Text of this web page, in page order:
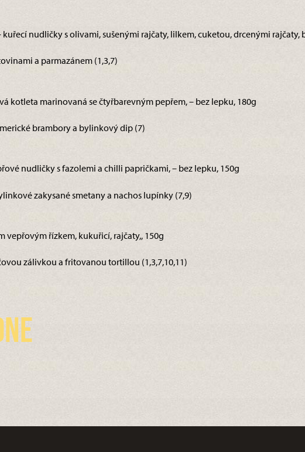
kuřecí nudličky s olivami, sušenými rajčaty, lilkem, cuketou, drcenými rajčaty,
a parmazánem (1,3,7)
kotleta marinovaná se čtyřbarevným pepřem, – bez lepku, 180g
brambory a bylinkový dip (7)
nudličky s fazolemi a chilli papričkami, – bez lepku, 150g
zakysané smetany a nachos lupínky (7,9)
vepřovým řízkem, kukuřicí, rajčaty,, 150g
zálivkou a fritovanou tortillou (1,3,7,10,11)